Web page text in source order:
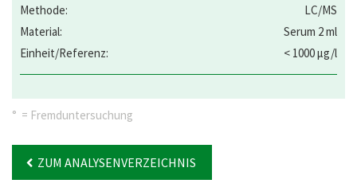
LC/MS
Serum 2 ml
< 1000 µg/l
° = Fremduntersuchung
ZUM ANALYSENVERZEICHNIS